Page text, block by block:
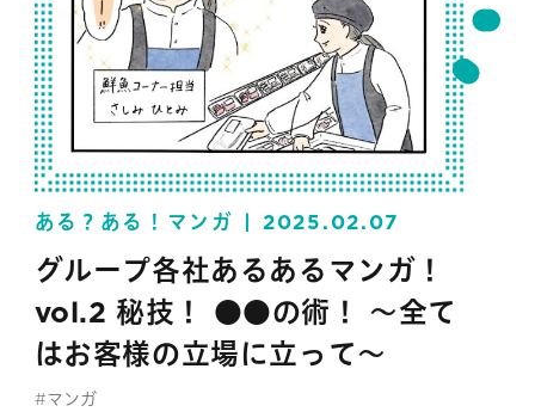
ある？ある！マンガ 2025.02.07
グループ各社あるあるマンガ！
vol.2 秘技！ ●●の術！ 〜全て
はお客様の立場に立って〜
#マンガ